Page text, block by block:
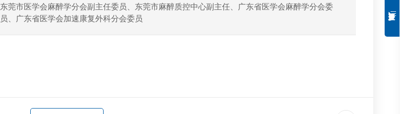
东莞市医学会麻醉学分会副主任委员、东莞市麻醉质控中心副主任、广东省医学会麻醉学分会委
员、广东省医学会加速康复外科分会委员